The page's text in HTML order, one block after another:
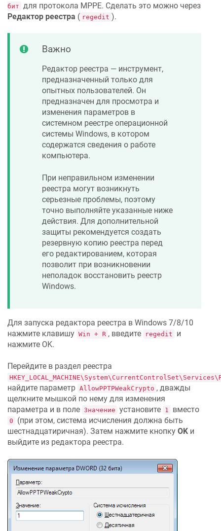
бит
для протокола MPPE. Сделать это можно через
Редактор реестра ( regedit ).
Важно
Редактор реестра — инструмент,
предназначенный только для
опытных пользователей. Он
предназначен для просмотра и
изменения параметров в
системном реестре операционной
системы Windows, в котором
содержатся сведения о работе
компьютера.
При неправильном изменении
реестра могут возникнуть
серьезные проблемы, поэтому
точно выполняйте указанные ниже
действия. Для дополнительной
защиты рекомендуется создать
резервную копию реестра перед
его редактированием, которая
позволит при возникновении
неполадок восстановить реестр
Windows.
Для запуска редактора реестра в Windows 7/8/10
нажмите клавишу Win + R , введите regedit
и
нажмите OK.
Перейдите в раздел реестра
найдите параметр AllowPPTPWeakCrypto , дважды
щелкните мышкой по нему для изменения
параметра и в поле Значение установите 1 вместо
0
(при этом, система исчисления должна быть
шестнадцатиричная). Затем нажмите кнопку OK и
выйдите из редактора реестра.